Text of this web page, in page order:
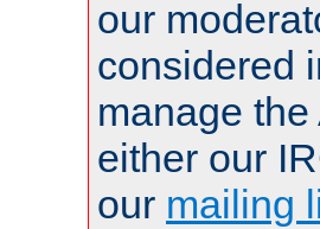
our
considered
manage
either our
our mailing